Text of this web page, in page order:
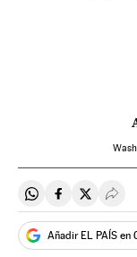
Compartir en
Compartir
Añadir EL PAÍS en